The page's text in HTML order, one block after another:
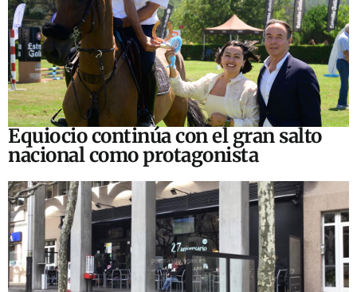
Equiocio continúa con el gran salto
nacional como protagonista